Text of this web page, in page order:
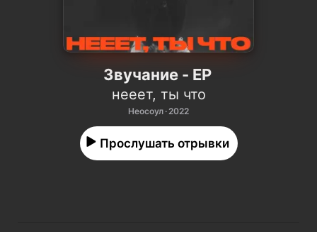
Звучание - EP
нееет, ты что
Неосоул · 2022
Прослушать отрывки